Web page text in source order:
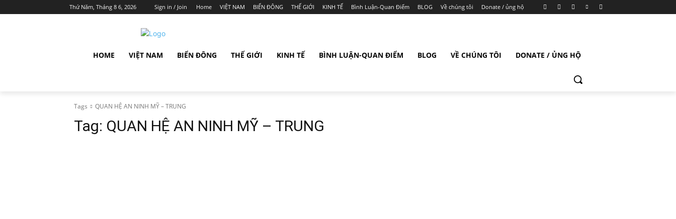
Thứ Năm, Tháng 8 6, 2026 Sign in / Join Home VIỆT NAM BIỂN ĐÔNG THẾ GIỚI KINH TẾ Bình Luận-Quan Điểm BLOG Về chúng tôi Donate / ủng hộ
HOME VIỆT NAM BIỂN ĐÔNG THẾ GIỚI KINH TẾ BÌNH LUẬN-QUAN ĐIỂM BLOG VỀ CHÚNG TÔI DONATE / ỦNG HỘ
Tags QUAN HỆ AN NINH MỸ – TRUNG
Tag: QUAN HỆ AN NINH MỸ – TRUNG